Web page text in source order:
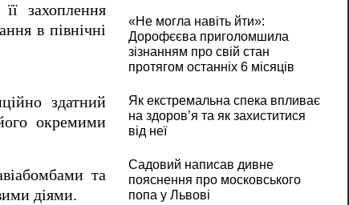
захоплення
в північні
здатний
окремими
та
діями.
«Не могла навіть йти»:
Дорофєєва приголомшила
зізнанням про свій стан
протягом останніх 6 місяців
Як екстремальна спека впливає
на здоров’я та як захиститися
від неї
Садовий написав дивне
пояснення про московського
попа у Львові